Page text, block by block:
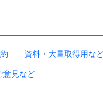
資料・大量取得用な
意見など